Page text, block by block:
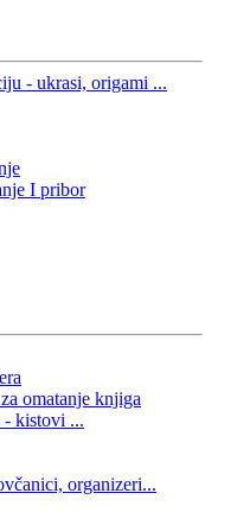
- ukrasi, origami ...
I pribor
omatanje knjiga
- kistovi ...
organizeri...